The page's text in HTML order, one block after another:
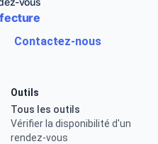
Contactez-nous
Outils
Tous les outils
Vérifier la disponibilité d'un
rendez-vous